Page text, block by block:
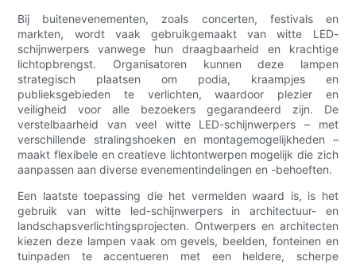
Bij buitenevenementen, zoals concerten, festivals en
markten, wordt vaak gebruikgemaakt van witte LED-
schijnwerpers vanwege hun draagbaarheid en krachtige
lichtopbrengst. Organisatoren kunnen deze lampen
strategisch plaatsen om podia, kraampjes en
publieksgebieden te verlichten, waardoor plezier en
veiligheid voor alle bezoekers gegarandeerd zijn. De
verstelbaarheid van veel witte LED-schijnwerpers – met
verschillende stralingshoeken en montagemogelijkheden –
maakt flexibele en creatieve lichtontwerpen mogelijk die zich
aanpassen aan diverse evenementindelingen en -behoeften.
Een laatste toepassing die het vermelden waard is, is het
gebruik van witte led-schijnwerpers in architectuur- en
landschapsverlichtingsprojecten. Ontwerpers en architecten
kiezen deze lampen vaak om gevels, beelden, fonteinen en
tuinpaden te accentueren met een heldere, scherpe